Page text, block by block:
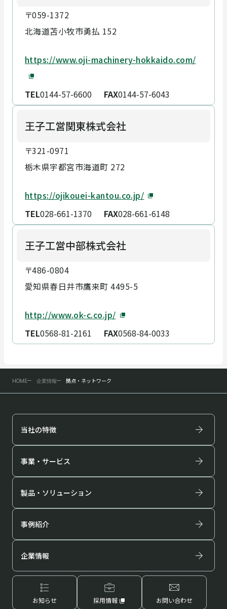
〒059-1372
北海道苫小牧市勇払 152
https://www.oji-machinery-hokkaido.com/
TEL0144-57-6600 FAX0144-57-6043
王子工営関東株式会社
〒321-0971
栃木県宇都宮市海道町 272
https://ojikouei-kantou.co.jp/
TEL028-661-1370 FAX028-661-6148
王子工営中部株式会社
〒486-0804
愛知県春日井市鷹来町 4495-5
http://www.ok-c.co.jp/
TEL0568-81-2161 FAX0568-84-0033
HOME 企業情報 拠点・ネットワーク
当社の特徴
事業・サービス
製品・ソリューション
事例紹介
企業情報
お知らせ 採用情報 お問い合わせ